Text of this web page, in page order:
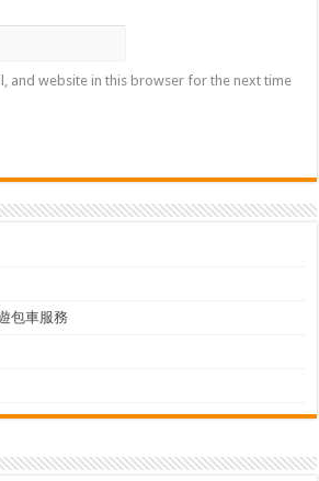
and website in this browser for the next time
包車服務